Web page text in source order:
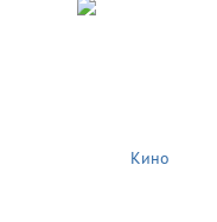
Кино